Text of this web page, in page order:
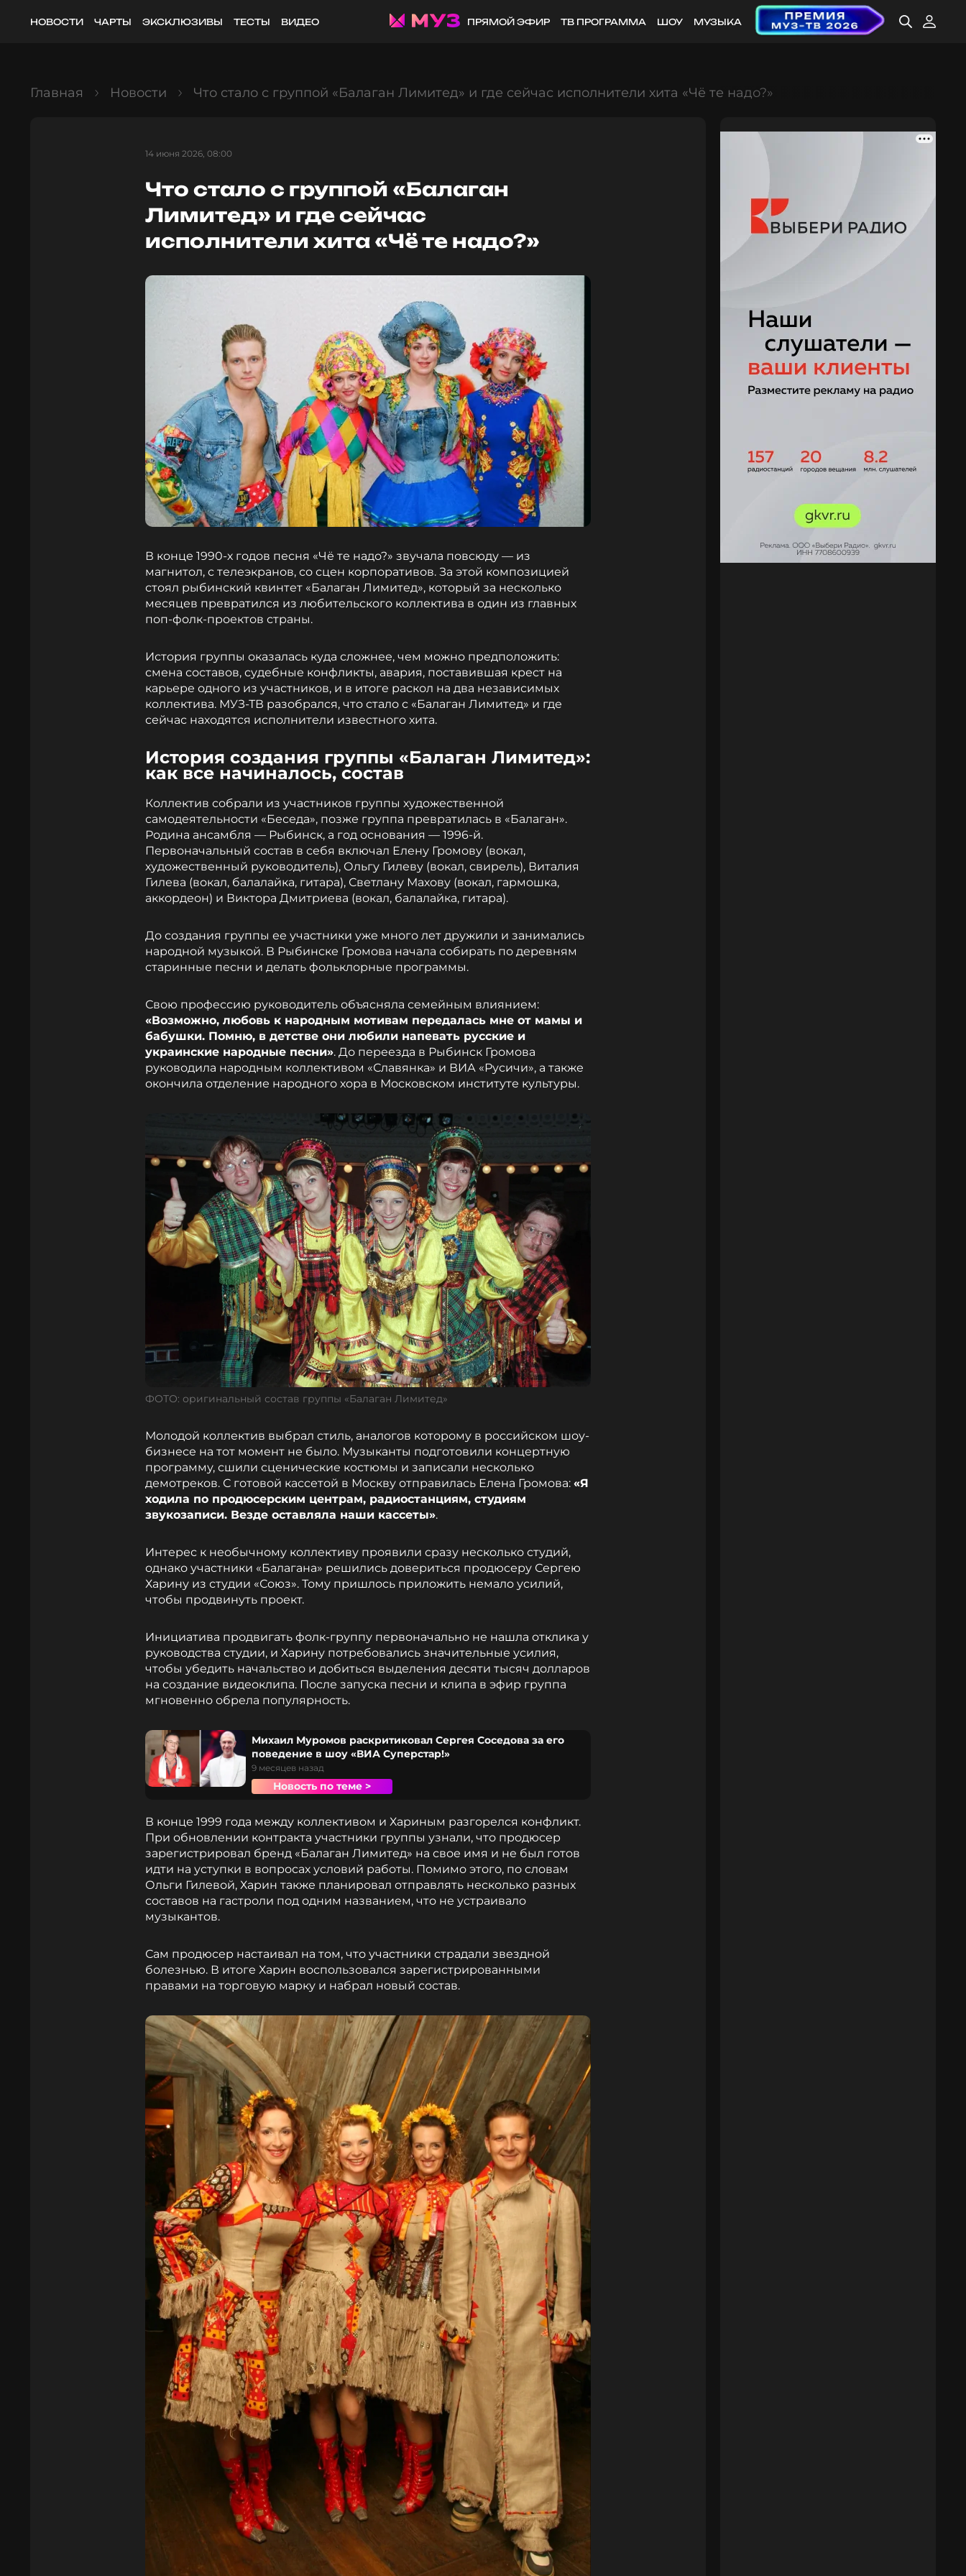
НОВОСТИ ЧАРТЫ ЭКСКЛЮЗИВЫ ТЕСТЫ ВИДЕО ПРЯМОЙ ЭФИР ТВ ПРОГРАММА ШОУ МУЗЫКА
Главная Новости Что стало с группой «Балаган Лимитед» и где сейчас исполнители хита «Чё те надо?»
14 июня 2026, 08:00
Что стало с группой «Балаган
Лимитед» и где сейчас
исполнители хита «Чё те надо?»
В конце 1990-х годов песня «Чё те надо?» звучала повсюду — из
магнитол, с телеэкранов, со сцен корпоративов. За этой композицией
стоял рыбинский квинтет «Балаган Лимитед», который за несколько
месяцев превратился из любительского коллектива в один из главных
поп-фолк-проектов страны.
История группы оказалась куда сложнее, чем можно предположить:
смена составов, судебные конфликты, авария, поставившая крест на
карьере одного из участников, и в итоге раскол на два независимых
коллектива. МУЗ-ТВ разобрался, что стало с «Балаган Лимитед» и где
сейчас находятся исполнители известного хита.
История создания группы «Балаган Лимитед»:
как все начиналось, состав
Коллектив собрали из участников группы художественной
самодеятельности «Беседа», позже группа превратилась в «Балаган».
Родина ансамбля — Рыбинск, а год основания — 1996-й.
Первоначальный состав в себя включал Елену Громову (вокал,
художественный руководитель), Ольгу Гилеву (вокал, свирель), Виталия
Гилева (вокал, балалайка, гитара), Светлану Махову (вокал, гармошка,
аккордеон) и Виктора Дмитриева (вокал, балалайка, гитара).
До создания группы ее участники уже много лет дружили и занимались
народной музыкой. В Рыбинске Громова начала собирать по деревням
старинные песни и делать фольклорные программы.
Свою профессию руководитель объясняла семейным влиянием:
«Возможно, любовь к народным мотивам передалась мне от мамы и
бабушки. Помню, в детстве они любили напевать русские и
украинские народные песни». До переезда в Рыбинск Громова
руководила народным коллективом «Славянка» и ВИА «Русичи», а также
окончила отделение народного хора в Московском институте культуры.
ФОТО: оригинальный состав группы «Балаган Лимитед»
Молодой коллектив выбрал стиль, аналогов которому в российском шоу-
бизнесе на тот момент не было. Музыканты подготовили концертную
программу, сшили сценические костюмы и записали несколько
демотреков. С готовой кассетой в Москву отправилась Елена Громова: «Я
ходила по продюсерским центрам, радиостанциям, студиям
звукозаписи. Везде оставляла наши кассеты».
Интерес к необычному коллективу проявили сразу несколько студий,
однако участники «Балагана» решились довериться продюсеру Сергею
Харину из студии «Союз». Тому пришлось приложить немало усилий,
чтобы продвинуть проект.
Инициатива продвигать фолк-группу первоначально не нашла отклика у
руководства студии, и Харину потребовались значительные усилия,
чтобы убедить начальство и добиться выделения десяти тысяч долларов
на создание видеоклипа. После запуска песни и клипа в эфир группа
мгновенно обрела популярность.
Михаил Муромов раскритиковал Сергея Соседова за его
поведение в шоу «ВИА Суперстар!»
9 месяцев назад
Новость по теме >
В конце 1999 года между коллективом и Хариным разгорелся конфликт.
При обновлении контракта участники группы узнали, что продюсер
зарегистрировал бренд «Балаган Лимитед» на свое имя и не был готов
идти на уступки в вопросах условий работы. Помимо этого, по словам
Ольги Гилевой, Харин также планировал отправлять несколько разных
составов на гастроли под одним названием, что не устраивало
музыкантов.
Сам продюсер настаивал на том, что участники страдали звездной
болезнью. В итоге Харин воспользовался зарегистрированными
правами на торговую марку и набрал новый состав.